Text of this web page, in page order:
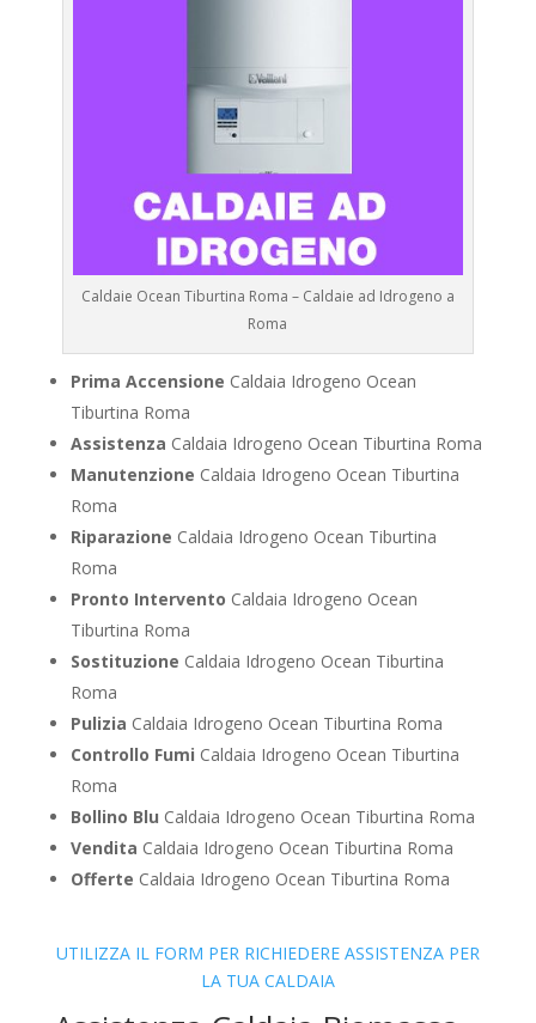
Caldaie Ocean Tiburtina Roma – Caldaie ad Idrogeno a
Roma
Prima Accensione Caldaia Idrogeno Ocean
Tiburtina Roma
Assistenza Caldaia Idrogeno Ocean Tiburtina Roma
Manutenzione Caldaia Idrogeno Ocean Tiburtina
Roma
Riparazione Caldaia Idrogeno Ocean Tiburtina
Roma
Pronto Intervento Caldaia Idrogeno Ocean
Tiburtina Roma
Sostituzione Caldaia Idrogeno Ocean Tiburtina
Roma
Pulizia Caldaia Idrogeno Ocean Tiburtina Roma
Controllo Fumi Caldaia Idrogeno Ocean Tiburtina
Roma
Bollino Blu Caldaia Idrogeno Ocean Tiburtina Roma
Vendita Caldaia Idrogeno Ocean Tiburtina Roma
Offerte Caldaia Idrogeno Ocean Tiburtina Roma
UTILIZZA IL FORM PER RICHIEDERE ASSISTENZA PER
LA TUA CALDAIA